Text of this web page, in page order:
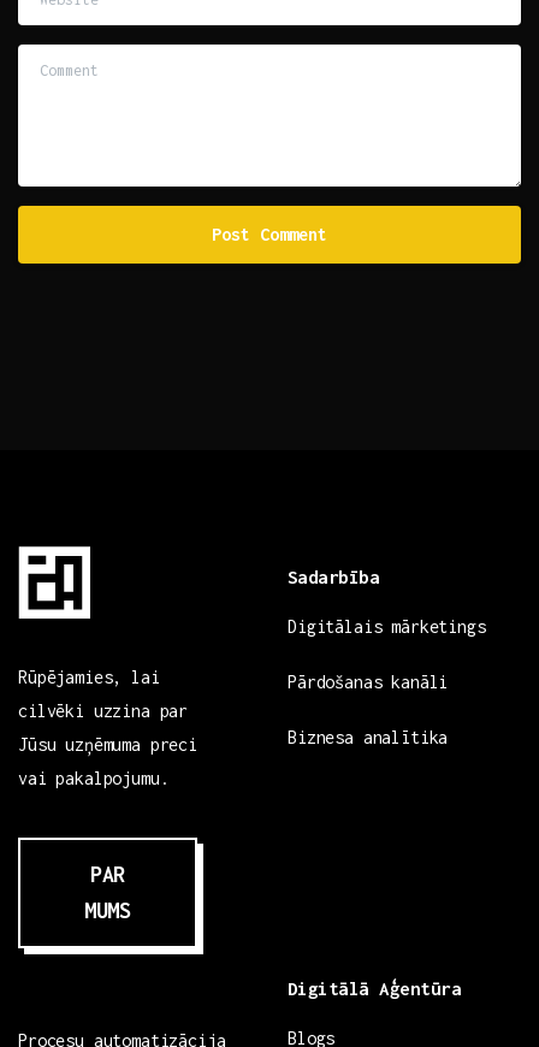
Rūpējamies, lai
cilvēki uzzina par
Jūsu uzņēmuma preci
vai pakalpojumu.
PAR
MUMS
Sadarbība
Digitālais mārketings
Pārdošanas kanāli
Biznesa analītika
Procesu automatizācija
Digitālā Aģentūra
Blogs